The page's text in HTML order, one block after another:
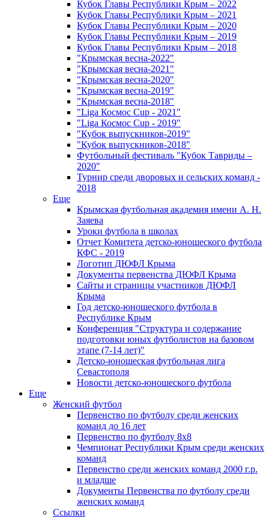
Кубок Главы Республики Крым – 2022
Кубок Главы Республики Крым – 2021
Кубок Главы Республики Крым – 2020
Кубок Главы Республики Крым – 2019
Кубок Главы Республики Крым – 2018
"Крымская весна-2022"
"Крымская весна-2021"
"Крымская весна-2020"
"Крымская весна-2019"
"Крымская весна-2018"
"Liga Космос Cup - 2021"
"Liga Космос Cup - 2019"
"Кубок выпускников-2019"
"Кубок выпускников-2018"
Футбольный фестиваль "Кубок Тавриды –
2020"
Турнир среди дворовых и сельских команд -
2018
Еще
Крымская футбольная академия имени А. Н.
Заяева
Уроки футбола в школах
Отчет Комитета детско-юношеского футбола
КФС - 2019
Логотип ДЮФЛ Крыма
Документы первенства ДЮФЛ Крыма
Сайты и страницы участников ДЮФЛ
Крыма
Год детско-юношеского футбола в
Республике Крым
Конференция "Структура и содержание
подготовки юных футболистов на базовом
этапе (7-14 лет)"
Детско-юношеская футбольная лига
Севастополя
Новости детско-юношеского футбола
Еще
Женский футбол
Первенство по футболу среди женских
команд до 16 лет
Первенство по футболу 8х8
Чемпионат Республики Крым среди женских
команд
Первенство среди женских команд 2000 г.р.
и младше
Документы Первенства по футболу среди
женских команд
Ссылки